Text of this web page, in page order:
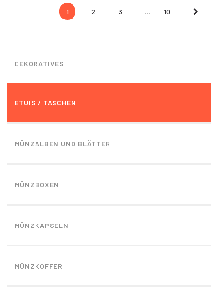
1 2 3 ... 10 Next
DEKORATIVES
ETUIS / TASCHEN
MÜNZALBEN UND BLÄTTER
MÜNZBOXEN
MÜNZKAPSELN
MÜNZKOFFER